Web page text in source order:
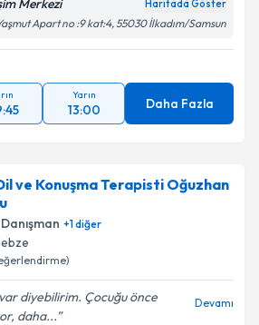
Merkezi Haritada Göster
Apart no :9 kat:4, 55030 İlkadım/Samsun
Yarın
13:00 Daha Fazla
ve Konuşma Terapisti Oğuzhan
+1diğer
diyebilirim. Çocuğu önce
daha...
Devamı